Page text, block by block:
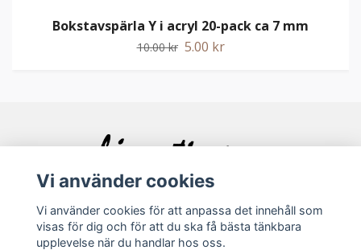
Bokstavspärla Y i acryl 20-pack ca 7 mm
10.00 kr 5.00 kr
Bolagsinfo
Vi använder cookies
Vi använder cookies för att anpassa det innehåll som
visas för dig och för att du ska få bästa tänkbara
upplevelse när du handlar hos oss.